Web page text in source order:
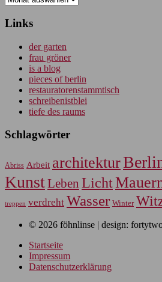
Links
der garten
frau gröner
is a blog
pieces of berlin
restauratorenstammtisch
schreibenistblei
tiefe des raums
Schlagwörter
Abriss Arbeit architektur
KunstLeben Licht
treppen verdreht Wasser Winter
© 2026 föhnlinse | design:
Startseite
Impressum
Datenschutzerklärung